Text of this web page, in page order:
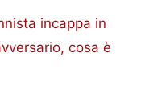
incappa in
cosa è